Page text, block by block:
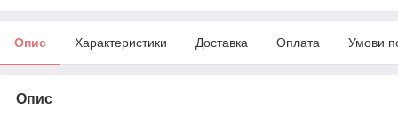
Опис Характеристики Доставка Оплата Умови
Опис